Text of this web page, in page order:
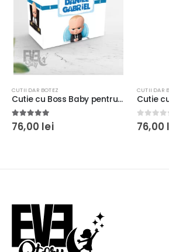
CUTII DAR BOTEZ
Cutie cu Boss Baby pentru plicuri de bani, 33x23x23cm, carton fotografic 300g/m²
5.00out of 5
76,00 lei
CUTII DAR
0 out
76,00